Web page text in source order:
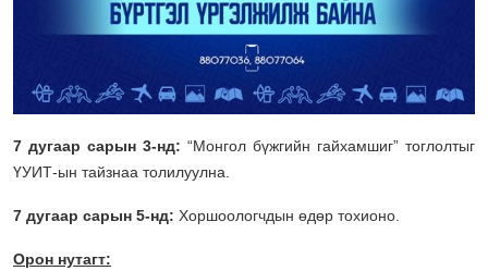
7 дугаар сарын 3-нд: “Монгол бүжгийн гайхамшиг” тоглолтыг
ҮУИТ-ын тайзнаа толилуулна.
7 дугаар сарын 5-нд: Хоршоологчдын өдөр тохионо.
Орон нутагт: